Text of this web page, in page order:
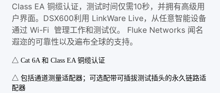
Class EA 铜缆认证，测试时间仅需10秒，并拥有高级用
户界面。DSX600利用 LinkWare Live，从任意智能设备
通过 Wi-Fi 管理工作和测试仪。 Fluke Networks 闻名
遐迩的可靠性以及遍布全球的支持。
△ Cat 6A 和 Class EA 铜缆认证
△ 包括通道测量适配器；可选配带可插拔测试插头的永久链路适
配器